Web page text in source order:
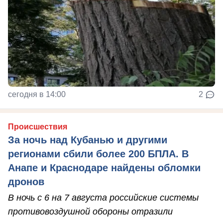
сегодня в 14:00 2
Происшествия
За ночь над Кубанью и другими
регионами сбили более 200 БПЛА. В
Анапе и Краснодаре найдены обломки
дронов
В ночь с 6 на 7 августа российские системы
противовоздушной обороны отразили